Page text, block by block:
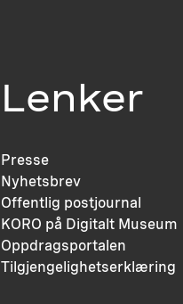
Lenker
Presse
Nyhetsbrev
Offentlig postjournal
KORO på Digitalt Museum
Oppdragsportalen
Tilgjengelighetserklæring